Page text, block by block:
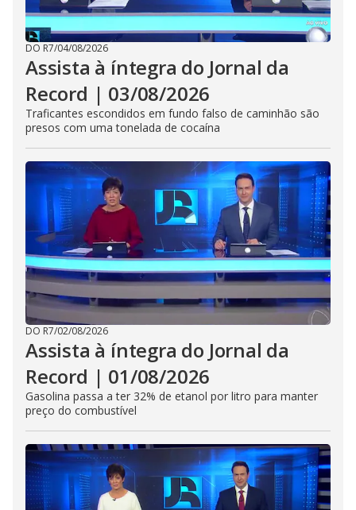
DO R7/04/08/2026
Assista à íntegra do Jornal da
Record | 03/08/2026
Traficantes escondidos em fundo falso de caminhão são
presos com uma tonelada de cocaína
DO R7/02/08/2026
Assista à íntegra do Jornal da
Record | 01/08/2026
Gasolina passa a ter 32% de etanol por litro para manter
preço do combustível